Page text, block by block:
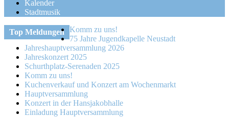
Kalender
Stadtmusik
Top Meldungen
Komm zu uns!
75 Jahre Jugendkapelle Neustadt
Jahreshauptversammlung 2026
Jahreskonzert 2025
Schurthplatz-Serenaden 2025
Komm zu uns!
Kuchenverkauf und Konzert am Wochenmarkt
Hauptversammlung
Konzert in der Hansjakobhalle
Einladung Hauptversammlung